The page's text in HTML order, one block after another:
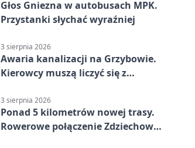
Głos Gniezna w autobusach MPK.
Przystanki słychać wyraźniej
3 sierpnia 2026
Awaria kanalizacji na Grzybowie.
Kierowcy muszą liczyć się z
3 sierpnia 2026
Ponad 5 kilometrów nowej trasy.
Rowerowe połączenie Zdziechowa z